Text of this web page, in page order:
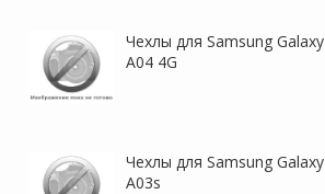
Чехлы для Samsung Galaxy
A04 4G
Чехлы для Samsung Galaxy
A03s